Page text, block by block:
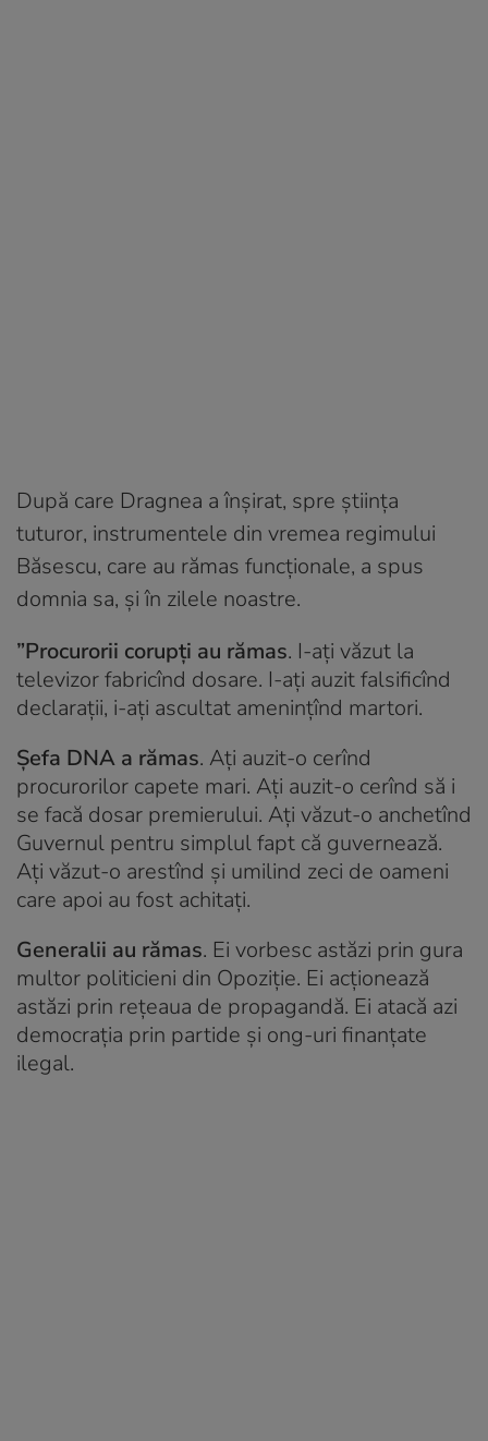
După care Dragnea a înșirat, spre știința
tuturor, instrumentele din vremea regimului
Băsescu, care au rămas funcționale, a spus
domnia sa, și în zilele noastre.
”Procurorii corupți au rămas. I-ați văzut la
televizor fabricînd dosare. I-ați auzit falsificînd
declarații, i-ați ascultat amenințînd martori.
Șefa DNA a rămas. Ați auzit-o cerînd
procurorilor capete mari. Ați auzit-o cerînd să i
se facă dosar premierului. Ați văzut-o anchetînd
Guvernul pentru simplul fapt că guvernează.
Ați văzut-o arestînd și umilind zeci de oameni
care apoi au fost achitați.
Generalii au rămas. Ei vorbesc astăzi prin gura
multor politicieni din Opoziție. Ei acționează
astăzi prin rețeaua de propagandă. Ei atacă azi
democrația prin partide și ong-uri finanțate
ilegal.